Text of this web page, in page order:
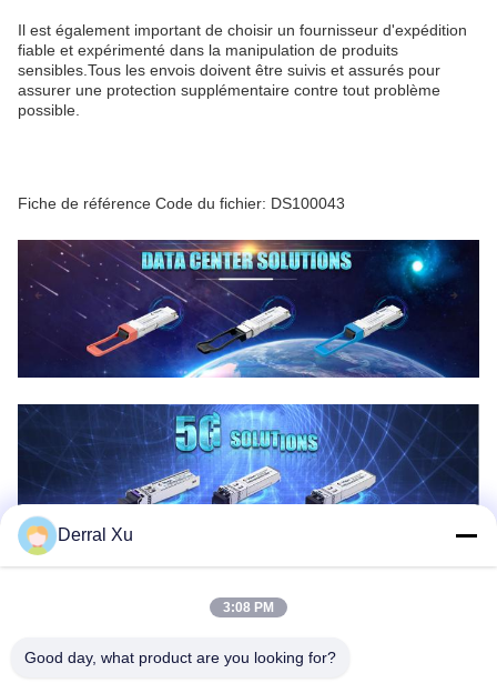
Il est également important de choisir un fournisseur d'expédition
fiable et expérimenté dans la manipulation de produits
sensibles.Tous les envois doivent être suivis et assurés pour
assurer une protection supplémentaire contre tout problème
possible.
Fiche de référence Code du fichier: DS100043
Derral Xu
3:08 PM
Good day, what product are you looking for?